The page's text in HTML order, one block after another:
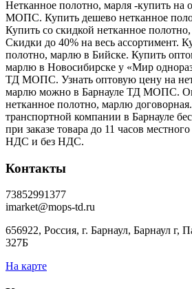
Нетканное полотно, марля -купить на
МОПС. Купить дешево нетканное
Купить со скидкой нетканное
Скидки до 40% на весь ассортимент.
полотно, марлю в Бийске. Купить
марлю в Новосибирске у «Мир
ТД МОПС. Узнать оптовую цену на
марлю можно в Барнауле ТД МОПС.
нетканное полотно, марлю
транспортной компании в Барнауле
при заказе товара до 11 часов
НДС и без НДС.
Контакты
73852991377
imarket@mops-td.ru
656922, Россия, г. Барнаул, Барнаул г,
327Б
На карте